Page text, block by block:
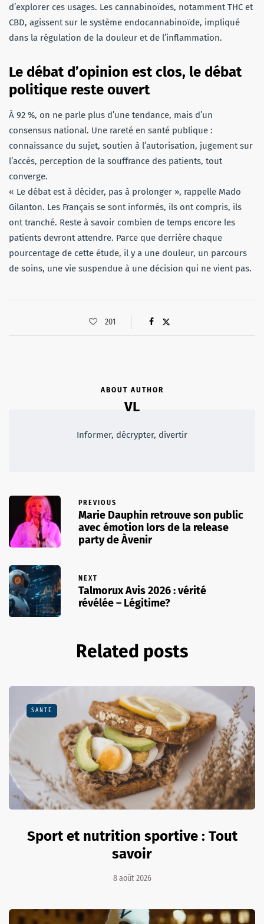
d’explorer ces usages. Les cannabinoïdes, notamment THC et
CBD, agissent sur le système endocannabinoïde, impliqué
dans la régulation de la douleur et de l’inflammation.
Le débat d’opinion est clos, le débat
politique reste ouvert
À 92 %, on ne parle plus d’une tendance, mais d’un
consensus national. Une rareté en santé publique :
connaissance du sujet, soutien à l’autorisation, jugement sur
l’accès, perception de la souffrance des patients, tout
converge.
« Le débat est à décider, pas à prolonger », rappelle Mado
Gilanton. Les Français se sont informés, ils ont compris, ils
ont tranché. Reste à savoir combien de temps encore les
patients devront attendre. Parce que derrière chaque
pourcentage de cette étude, il y a une douleur, un parcours
de soins, une vie suspendue à une décision qui ne vient pas.
201
ABOUT AUTHOR
VL
Informer, décrypter, divertir
PREVIOUS
Marie Dauphin retrouve son public
avec émotion lors de la release
party de Àvenir
NEXT
Talmorux Avis 2026 : vérité
révélée – Légitime?
Related posts
SANTÉ
Sport et nutrition sportive : Tout
savoir
8 août 2026